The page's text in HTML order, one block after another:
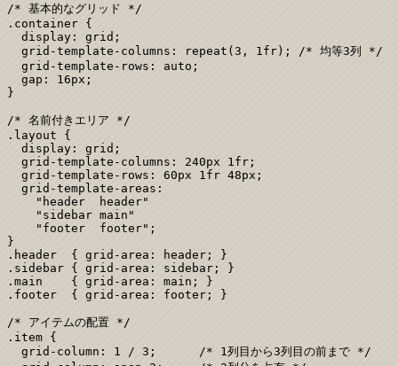
/* 基本的なグリッド */
.container {
  display: grid;
  grid-template-columns: repeat(3, 1fr); /* 均等3列 */
  grid-template-rows: auto;
  gap: 16px;
}
/* 名前付きエリア */
.layout {
  display: grid;
  grid-template-columns: 240px 1fr;
  grid-template-rows: 60px 1fr 48px;
  grid-template-areas:
    "header  header"
    "sidebar main"
    "footer  footer";
}
.header  { grid-area: header; }
.sidebar { grid-area: sidebar; }
.main    { grid-area: main; }
.footer  { grid-area: footer; }
/* アイテムの配置 */
.item {
  grid-column: 1 / 3;      /* 1列目から3列目の前まで */